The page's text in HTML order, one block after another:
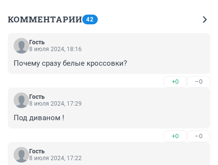
КОММЕНТАРИИ 42
Гость
8 июля 2024, 18:16
Почему сразу белые кроссовки?
+0 –0
Гость
8 июля 2024, 17:29
Под диваном !
+0 –0
Гость
8 июля 2024, 17:22